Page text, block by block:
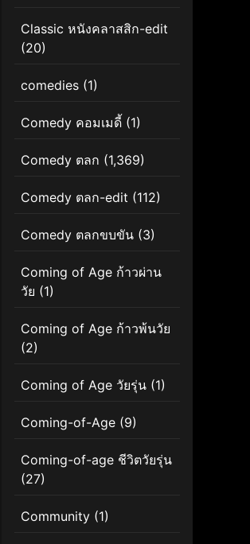
Classic หนังคลาสสิก-edit
(20)
comedies (1)
Comedy คอมเมดี้ (1)
Comedy ตลก (1,369)
Comedy ตลก-edit (112)
Comedy ตลกขบขัน (3)
Coming of Age ก้าวผ่าน
วัย (1)
Coming of Age ก้าวพ้นวัย
(2)
Coming of Age วัยรุ่น (1)
Coming-of-Age (9)
Coming-of-age ชีวิตวัยรุ่น
(27)
Community (1)